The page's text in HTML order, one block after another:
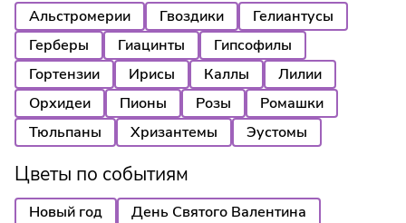
Альстромерии Гвоздики
Гелиантусы
Герберы
Гиацинты
Гипсофилы
Гортензии
Ирисы Каллы
Лилии
Орхидеи
Пионы Розы
Ромашки
Тюльпаны
Хризантемы Эустомы
Цветы по событиям
Новый год
День Святого Валентина